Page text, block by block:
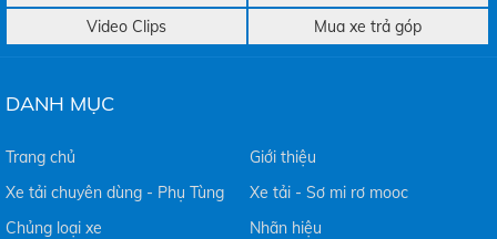
Video Clips
Mua xe trả góp
DANH MỤC
Trang chủ
Giới thiệu
Xe tải chuyên dùng - Phụ Tùng
Xe tải - Sơ mi rơ mooc
Chủng loại xe
Nhãn hiệu